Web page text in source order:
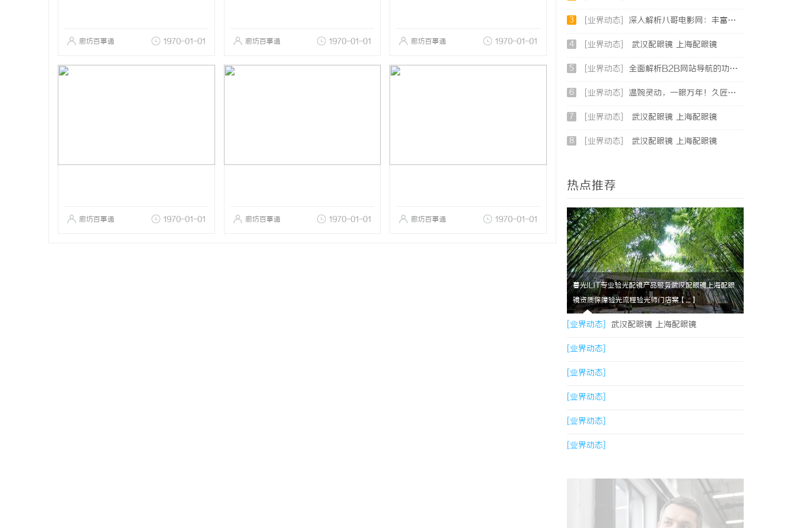
廊坊百事通 1970-01-01 廊坊百事通 1970-01-01 廊坊百事通 1970-01-01
廊坊百事通 1970-01-01 廊坊百事通 1970-01-01 廊坊百事通 1970-01-01
3 [业界动态] 深入解析八哥电影网：丰富影视资源的在线宝库
4 [业界动态] 武汉配眼镜 上海配眼镜
5 [业界动态] 全面解析B2B网站导航的功能与发展趋势
6 [业界动态] 温婉灵动，一眼万年！久匠量身定制的眉眼唇，才是你整张脸的点睛之笔！淡颜系女生的气质加分项
7 [业界动态] 武汉配眼镜 上海配眼镜
8 [业界动态] 武汉配眼镜 上海配眼镜
热点推荐
暮光ILIT专业验光配镜产品服务武汉配眼镜上海配眼
镜资质保障验光流程验光师门店案【....】
[业界动态] 武汉配眼镜 上海配眼镜
[业界动态]
[业界动态]
[业界动态]
[业界动态]
[业界动态]